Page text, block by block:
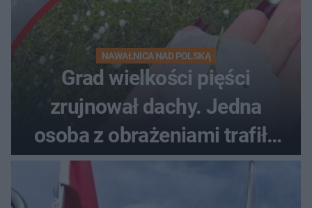
NAWAŁNICA NAD POLSKĄ
Grad wielkości pięści
zrujnował dachy. Jedna
osoba z obrażeniami trafiła
do szpitala